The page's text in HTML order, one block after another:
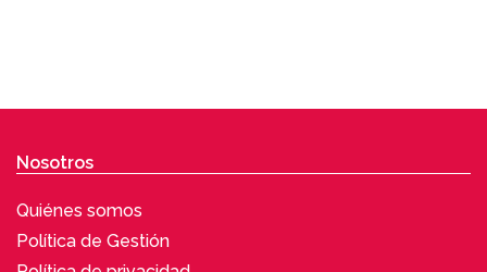
Nosotros
Quiénes somos
Política de Gestión